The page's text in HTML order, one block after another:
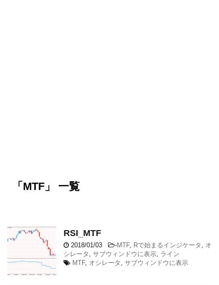
「MTF」 一覧
RSI_MTF
2018/01/03 -MTF, Rで始まるインジケータ
オ
シレータ
サブウィンドウに表示 ライン
MTF, オシレータ サブウィンドウに表示